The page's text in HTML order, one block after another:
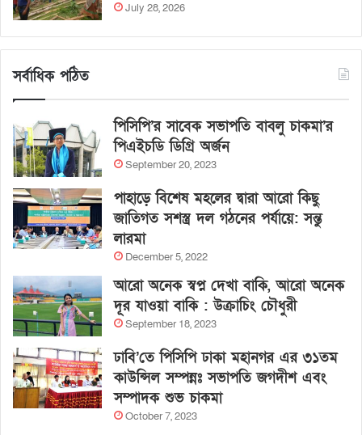
July 28, 2026
সর্বাধিক পঠিত
পিসিপি’র সাবেক সভাপতি বাবলু চাকমা’র
পিএইচডি ডিগ্রি অর্জন
September 20, 2023
পাহাড়ে বিশেষ মহলের দ্বারা আরো কিছু
জাতিগত সশস্ত্র দল গঠনের পর্যায়ে: সন্তু
লারমা
December 5, 2022
আরো অনেক স্বপ্ন দেখা বাকি, আরো অনেক
দূর যাওয়া বাকি : উক্রাচিং চৌধুরী
September 18, 2023
ঢাবি’তে পিসিপি ঢাকা মহানগর এর ৩১তম
কাউন্সিল সম্পন্নঃ সভাপতি জগদীশ এবং
সম্পাদক শুভ চাকমা
October 7, 2023